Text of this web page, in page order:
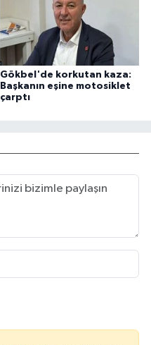
Gökbel'de korkutan kaza:
Başkanın eşine motosiklet
çarptı